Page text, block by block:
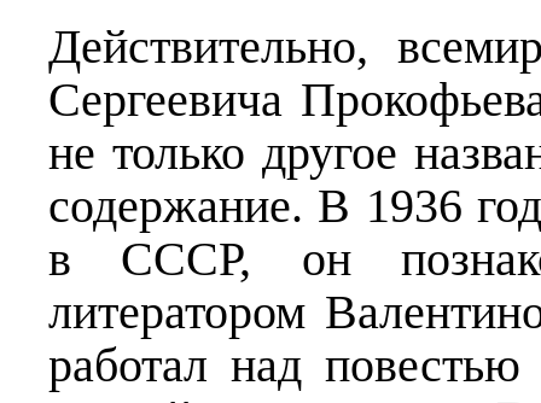
Действительно,
Сергеевича
не только другое
содержание. В 1936
в СССР, он
литератором
работал над